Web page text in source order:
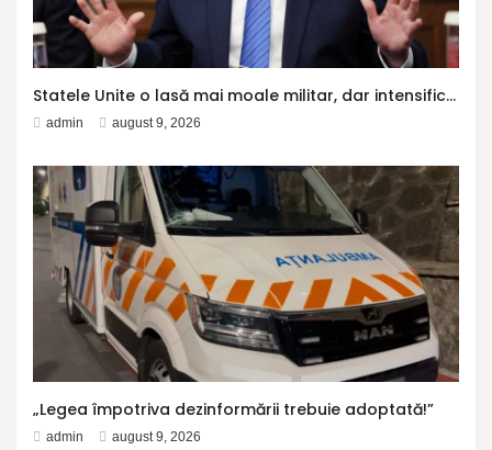
Statele Unite o lasă mai moale militar, dar intensifică presiunea economică. Ce a declarat Președintele SUA pentru AXIOS
admin august 9, 2026
„Legea împotriva dezinformării trebuie adoptată!”
admin august 9, 2026